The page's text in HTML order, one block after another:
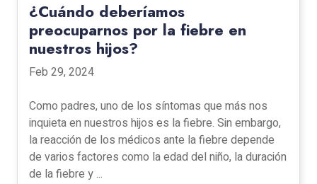
¿Cuándo deberíamos
preocuparnos por la fiebre en
nuestros hijos?
Feb 29, 2024
Como padres, uno de los síntomas que más nos
inquieta en nuestros hijos es la fiebre. Sin embargo,
la reacción de los médicos ante la fiebre depende
de varios factores como la edad del niño, la duración
de la fiebre y ...